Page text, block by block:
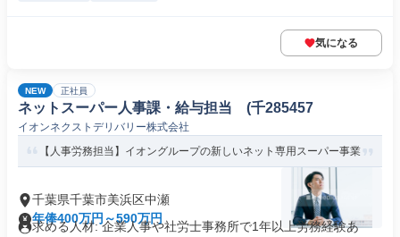
気になる
NEW 正社員
ネットスーパー人事課・給与担当 (千285457
イオンネクストデリバリー株式会社
【人事労務担当】イオングループの新しいネット専用スーパー事業
千葉県千葉市美浜区中瀬
年俸400万円～590万円
求める人材: 企業人事や社労士事務所で1年以上労務経験あ